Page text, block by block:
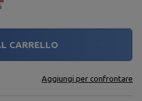
CARRELLO
Aggiungi per confrontare